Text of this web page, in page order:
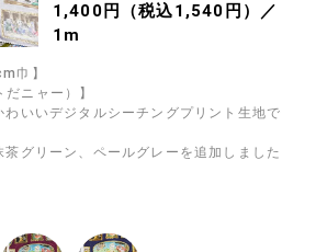
1,400円（税込1,540円）／
1m
巾】
だニャー）】
いいデジタルシーチングプリント生地で
グリーン、ペールグレーを追加しました